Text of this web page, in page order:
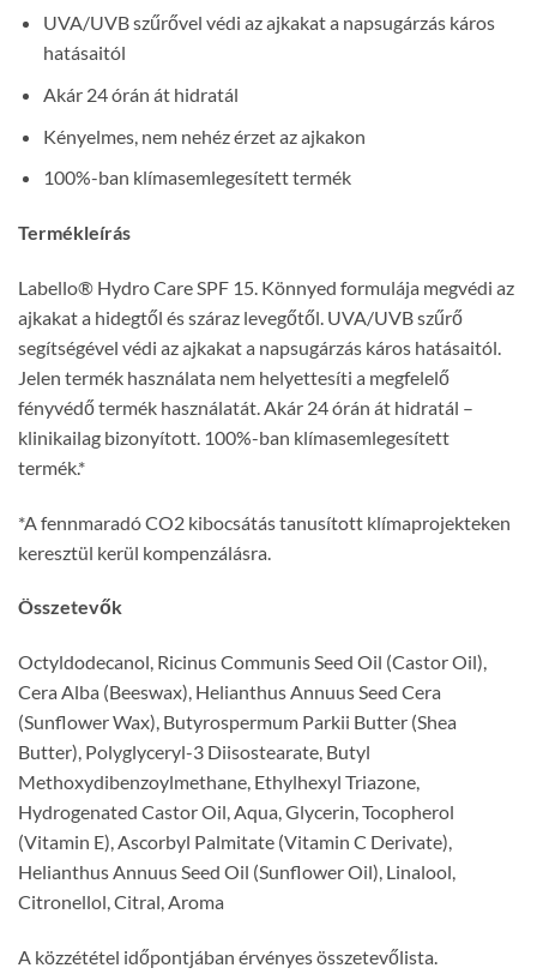
UVA/UVB szűrővel védi az ajkakat a napsugárzás káros
hatásaitól
Akár 24 órán át hidratál
Kényelmes, nem nehéz érzet az ajkakon
100%-ban klímasemlegesített termék
Termékleírás
Labello® Hydro Care SPF 15. Könnyed formulája megvédi az
ajkakat a hidegtől és száraz levegőtől. UVA/UVB szűrő
segítségével védi az ajkakat a napsugárzás káros hatásaitól.
Jelen termék használata nem helyettesíti a megfelelő
fényvédő termék használatát. Akár 24 órán át hidratál –
klinikailag bizonyított. 100%-ban klímasemlegesített
termék.*
*A fennmaradó CO2 kibocsátás tanusított klímaprojekteken
keresztül kerül kompenzálásra.
Összetevők
Octyldodecanol, Ricinus Communis Seed Oil (Castor Oil),
Cera Alba (Beeswax), Helianthus Annuus Seed Cera
(Sunflower Wax), Butyrospermum Parkii Butter (Shea
Butter), Polyglyceryl-3 Diisostearate, Butyl
Methoxydibenzoylmethane, Ethylhexyl Triazone,
Hydrogenated Castor Oil, Aqua, Glycerin, Tocopherol
(Vitamin E), Ascorbyl Palmitate (Vitamin C Derivate),
Helianthus Annuus Seed Oil (Sunflower Oil), Linalool,
Citronellol, Citral, Aroma
A közzététel időpontjában érvényes összetevőlista.